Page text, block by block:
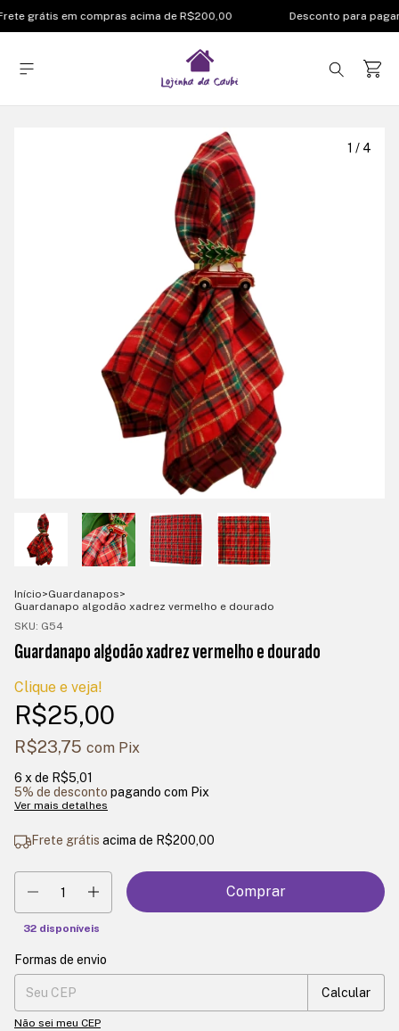
grátis em compras acima de R$200,00 Desconto para
1 / 4
Início>Guardanapos>
Guardanapo algodão xadrez vermelho e dourado
SKU: G54
Guardanapo algodão xadrez vermelho e dourado
Clique e veja!
R$25,00
R$23,75 com Pix
6 x de R$5,01
5% de desconto pagando com Pix
Ver mais detalhes
Frete grátis acima de R$200,00
32 disponíveis
Entregas para o CEP:
Formas de envio
Calcular
Não sei meu CEP